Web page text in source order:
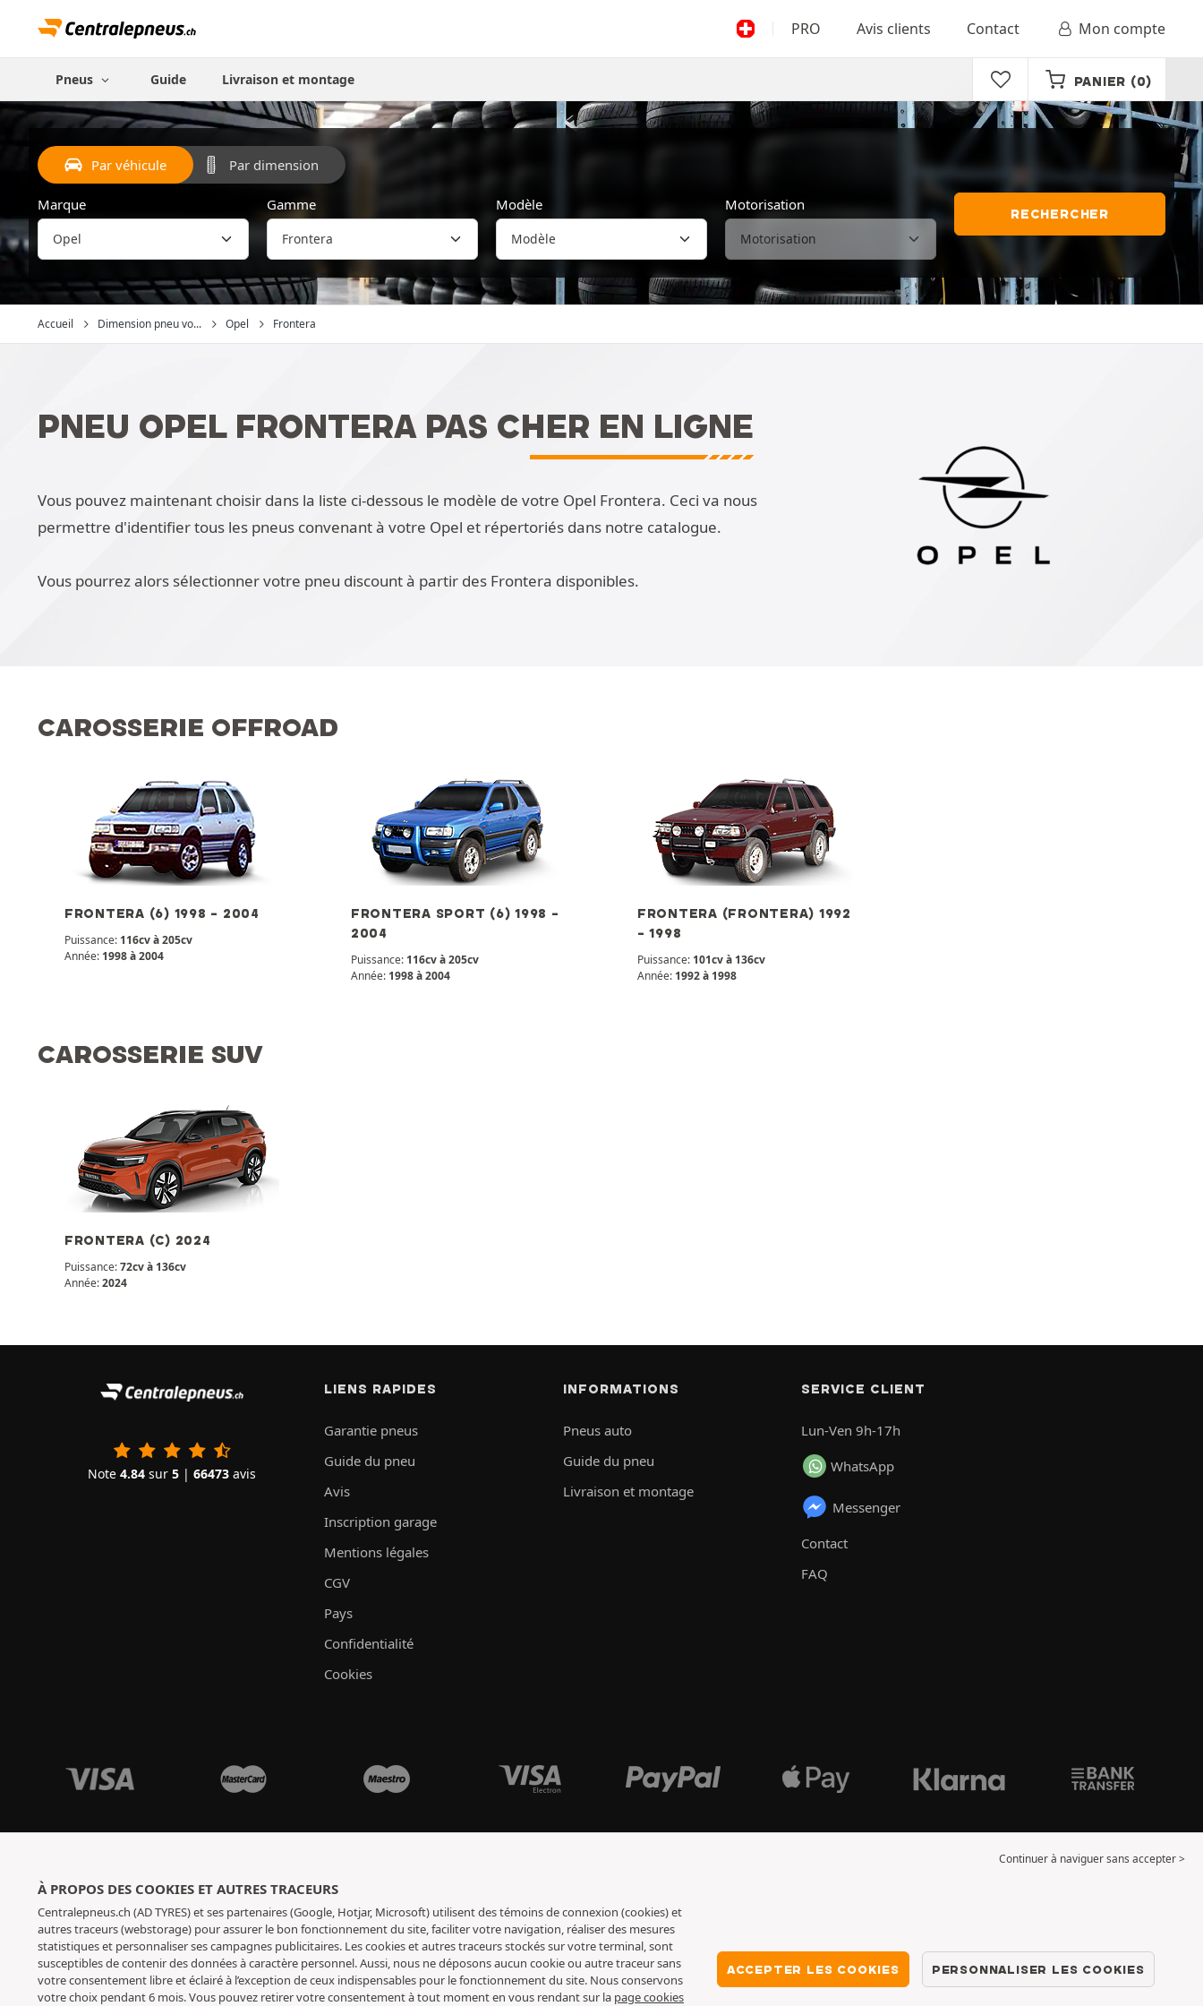
PRO Avis clients Contact Mon compte
Pneus Guide Livraison et montage PANIER (0)
Par véhicule Par dimension
Marque Gamme Modèle Motorisation
RECHERCHER
Accueil Dimension pneu vo... Opel Frontera
PNEU OPEL FRONTERA PAS CHER EN LIGNE
Vous pouvez maintenant choisir dans la liste ci-dessous le modèle de votre Opel Frontera. Ceci va nous
permettre d'identifier tous les pneus convenant à votre Opel et répertoriés dans notre catalogue.
Vous pourrez alors sélectionner votre pneu discount à partir des Frontera disponibles.
CAROSSERIE OFFROAD
FRONTERA (6) 1998 - 2004
Puissance: 116cv à 205cv
Année: 1998 à 2004
FRONTERA SPORT (6) 1998 -
2004
Puissance: 116cv à 205cv
Année: 1998 à 2004
FRONTERA (FRONTERA) 1992
- 1998
Puissance: 101cv à 136cv
Année: 1992 à 1998
CAROSSERIE SUV
FRONTERA (C) 2024
Puissance:72cv à 136cv
Année:2024
Note 4.84 sur 5 | 66473 avis
LIENS RAPIDES
Garantie pneus
Guide du pneu
Avis
Inscription garage
Mentions légales
CGV
Pays
Confidentialité
Cookies
INFORMATIONS
Pneus auto
Guide du pneu
Livraison et montage
SERVICE CLIENT
Lun-Ven 9h-17h
WhatsApp
Messenger
Contact
FAQ
Continuer à naviguer sans accepter >
À PROPOS DES COOKIES ET AUTRES TRACEURS
Centralepneus.ch (AD TYRES) et ses partenaires (Google, Hotjar, Microsoft) utilisent des témoins de connexion (cookies) et
autres traceurs (webstorage) pour assurer le bon fonctionnement du site, faciliter votre navigation, réaliser des mesures
statistiques et personnaliser ses campagnes publicitaires. Les cookies et autres traceurs stockés sur votre terminal, sont
susceptibles de contenir des données à caractère personnel. Aussi, nous ne déposons aucun cookie ou autre traceur sans
votre consentement libre et éclairé à l’exception de ceux indispensables pour le fonctionnement du site. Nous conservons
votre choix pendant 6 mois. Vous pouvez retirer votre consentement à tout moment en vous rendant sur la page cookies
ACCEPTER LES COOKIES PERSONNALISER LES COOKIES